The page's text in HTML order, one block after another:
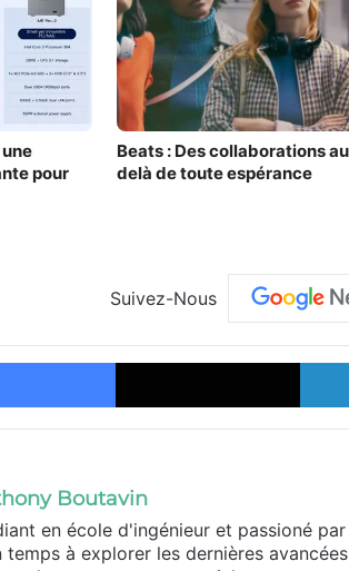
pour
Beats : Des collaborations
delà de toute espérance
Suivez-Nous
Facebook X
Boutavin
en école d'ingénieur et passioné
temps à explorer les dernières